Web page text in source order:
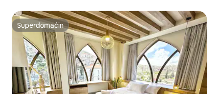
Superdomaćin
Superdomaćin